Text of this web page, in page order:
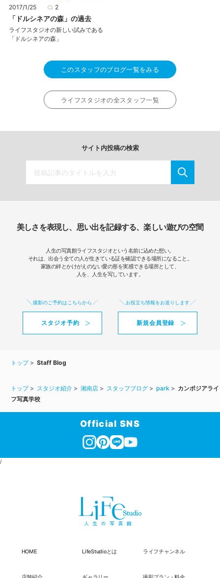
2017/1/25 2
「ドルシネアの森」の過去
ライフスタジオの新しい試みである
「ドルシネアの森」
このスタッフのブログ一覧をみる
ライフスタジオの全スタッフ一覧
サイト内投稿の検索
美しさを表現し、思い出を記録する、楽しい遊びの空間
人生の写真館ライフスタジオという名前に込めた想い。
それは、出会う全ての人が生きている証を確認できる場所になること。
家族の絆とかけがえのない愛の形を実感できる場所として、
人を、人生を写しています。
撮影のご予約はこちらから
スタジオ予約
お役立ち情報をお送りします
新規会員登録
トップ Staff Blog
トップ スタジオ紹介 湘南店 スタッフブログ park
カンボジアライ
フ写真学校
Official SNS
/
HOME LifeStudioとは ライフチャンネル